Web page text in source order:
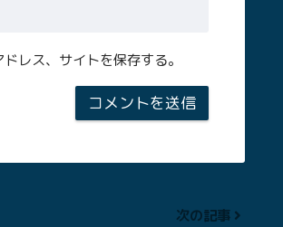
レス、サイトを保存する。
次の記事